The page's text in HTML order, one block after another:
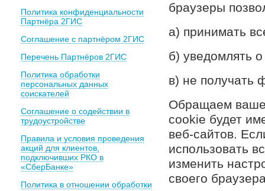
Политика конфиденциальности
Партнёра 2ГИС
Соглашение с партнёром 2ГИС
Перечень Партнёров 2ГИС
Политика обработки
персональных данных
соискателей
Соглашение о содействии в
трудоустройстве
Правила и условия проведения
акций для клиентов,
подключивших РКО в
«СберБанке»
Политика в отношении обработки
браузеры
а) принимать
б) уведомлять
в) не получать
Обращаем ваше
cookie будет
веб-сайтов.
использовать
изменить
своего